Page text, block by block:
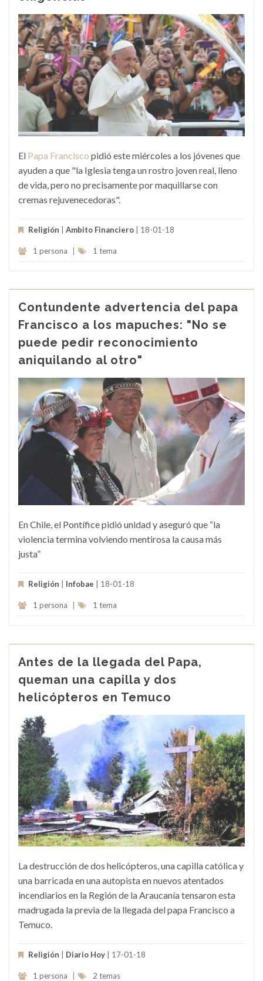
El Papa Francisco pidió este miércoles a los jóvenes que
ayuden a que "la Iglesia tenga un rostro joven real, lleno
de vida, pero no precisamente por maquillarse con
cremas rejuvenecedoras".
Religión Ambito Financiero | 18-01-18
1 persona 1 tema
Contundente advertencia del papa
Francisco a los mapuches: "No se
puede pedir reconocimiento
aniquilando al otro"
En Chile, el Pontífice pidió unidad y aseguró que “la
violencia termina volviendo mentirosa la causa más
justa”
Religión Infobae | 18-01-18
1 persona 1 tema
Antes de la llegada del Papa,
queman una capilla y dos
helicópteros en Temuco
La destrucción de dos helicópteros, una capilla católica y
una barricada en una autopista en nuevos atentados
incendiarios en la Región de la Araucanía tensaron esta
madrugada la previa de la llegada del papa Francisco a
Temuco.
Religión Diario Hoy | 17-01-18
1 persona 2 temas